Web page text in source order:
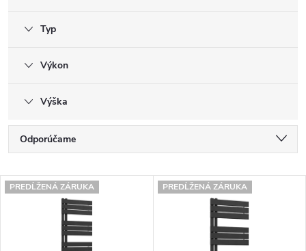
Typ
Výkon
Výška
R
d
Odporúčame
Najdrahšie
Najpredávanejšie
V
PREDĹŽENÁ ZÁRUKA PREDĹŽENÁ ZÁRUKA